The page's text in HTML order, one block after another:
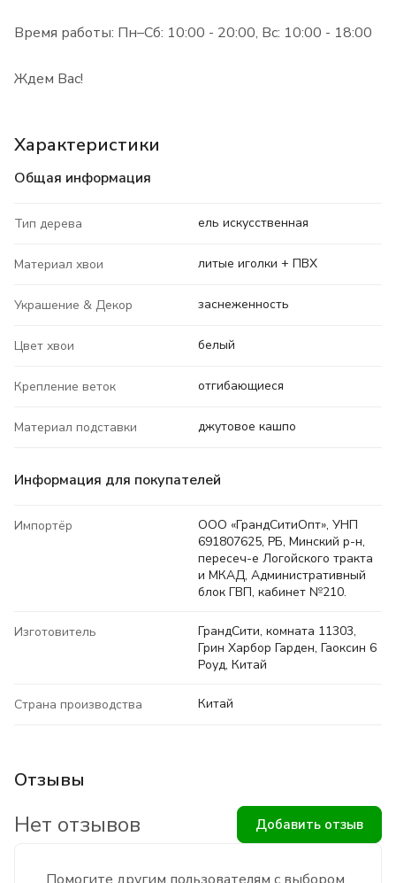
Время работы: Пн–Сб: 10:00 - 20:00, Вс: 10:00 - 18:00
Ждем Вас!
Характеристики
Общая информация
Тип дерева ель искусственная
Материал хвои литые иголки + ПВХ
Украшение & Декор заснеженность
Цвет хвои белый
Крепление веток отгибающиеся
Материал подставки джутовое кашпо
Информация для покупателей
Импортёр
ООО «ГрандСитиОпт», УНП
691807625, РБ, Минский р-н,
пересеч-е Логойского тракта
и МКАД, Административный
блок ГВП, кабинет №210.
Изготовитель
ГрандСити, комната 11303,
Грин Харбор Гарден, Гаоксин 6
Роуд, Китай
Страна производства Китай
Отзывы
Нет отзывов Добавить отзыв